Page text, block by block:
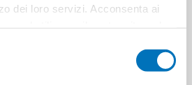
dei loro servizi. Acconsenta ai